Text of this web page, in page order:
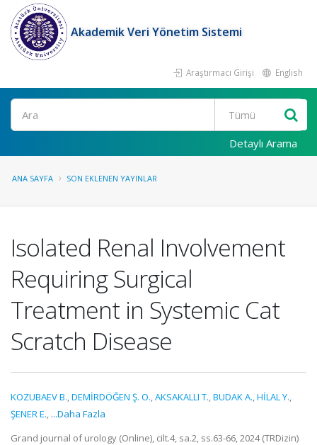
Akademik Veri Yönetim Sistemi
Araştırmacı Girişi English
Ara
Detaylı Arama
ANA SAYFA SON EKLENEN YAYINLAR
Isolated Renal Involvement
Requiring Surgical
Treatment in Systemic Cat
Scratch Disease
KOZUBAEV B.,DEMİRDÖĞEN Ş. O.,AKSAKALLI T.,BUDAK A.,HİLAL Y.,
ŞENER E., ...Daha Fazla
Grand journal of urology (Online), cilt.4, sa.2, ss.63-66, 2024 (TRDizin)